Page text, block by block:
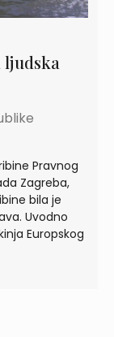
ljudska
Pravnog
Zagreba,
bila je
Uvodno
Europskog